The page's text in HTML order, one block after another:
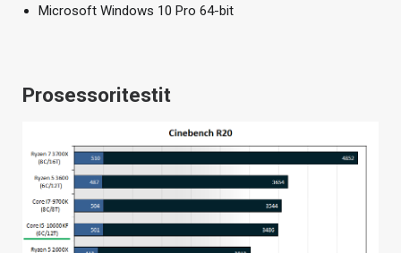
Microsoft Windows 10 Pro 64-bit
Prosessoritestit